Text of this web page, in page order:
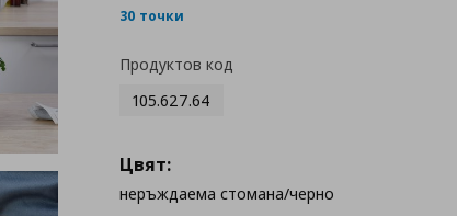
30 точки
Продуктов код
105.627.64
Цвят:
неръждаема стомана/черно